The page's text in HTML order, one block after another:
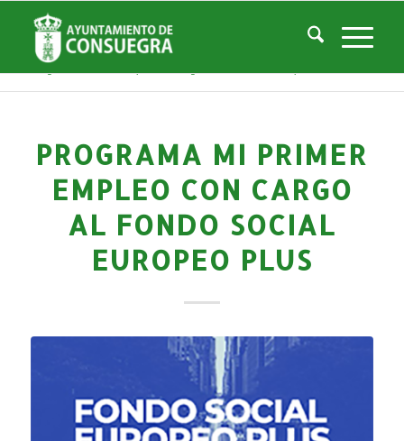
Noticias
Usted está aquí: Inicio / Noticias
Empleo y Desarrollo
/ Noticias Empresas y Desarrollo Local
PROGRAMA MI PRIMER
EMPLEO CON CARGO
AL FONDO SOCIAL
EUROPEO PLUS